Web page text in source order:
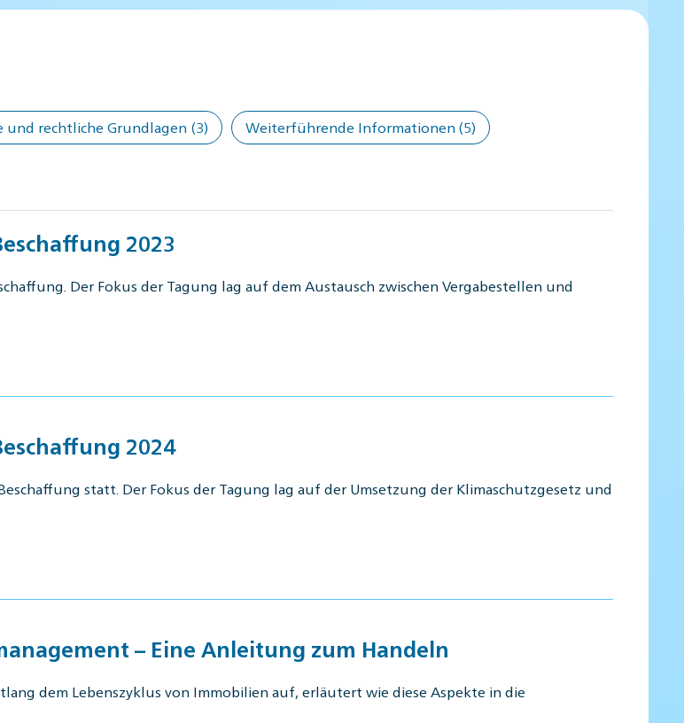
und rechtliche Grundlagen (3) Weiterführende Informationen (5)
2023
Der Fokus der Tagung lag auf dem Austausch zwischen Vergabestellen und
2024
statt. Der Fokus der Tagung lag auf der Umsetzung der Klimaschutzgesetz und
– Eine Anleitung zum Handeln
dem Lebenszyklus von Immobilien auf, erläutert wie diese Aspekte in die